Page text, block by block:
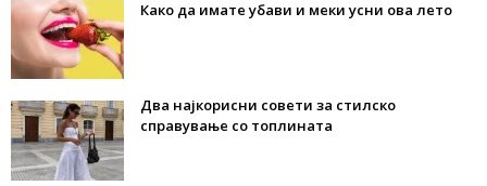
Како да имате убави и меки усни ова лето
Два најкорисни совети за стилско
справување со топлината